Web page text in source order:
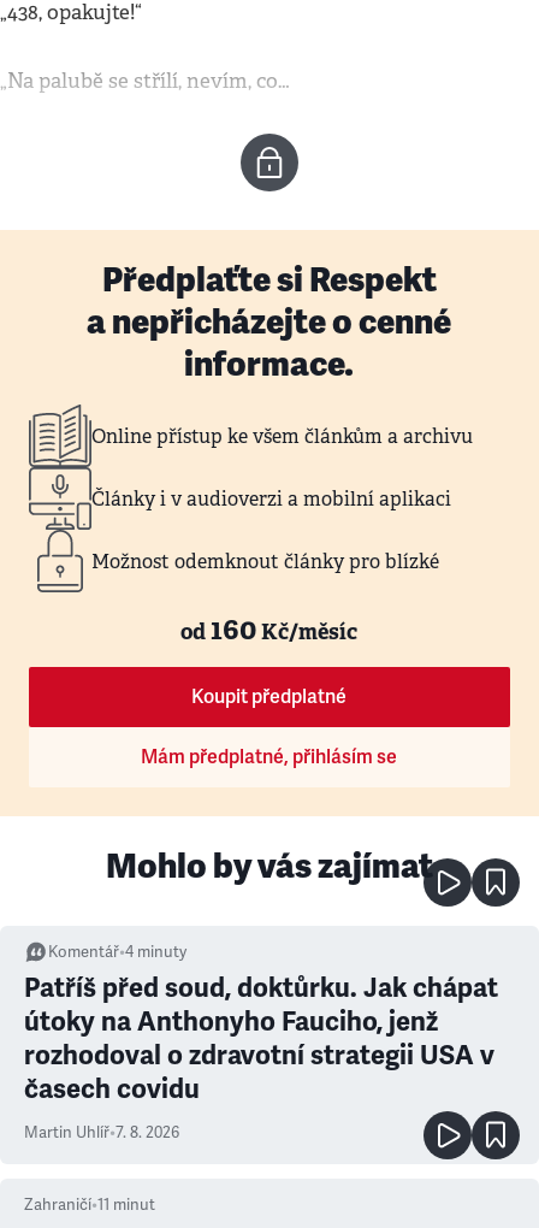
„438, opakujte!“
„Na palubě se střílí, nevím, co…
Předplaťte si Respekt
a nepřicházejte o cenné
informace.
Online přístup ke všem článkům a archivu
Články i v audioverzi a mobilní aplikaci
Možnost odemknout články pro blízké
od160Kč/měsíc
Koupit předplatné
Mám předplatné, přihlásím se
Mohlo by vás zajímat
Komentář•4 minuty
Patříš před soud, doktůrku. Jak chápat
útoky na Anthonyho Fauciho, jenž
rozhodoval o zdravotní strategii USA v
časech covidu
Martin Uhlíř•7. 8. 2026
Zahraničí•11 minut